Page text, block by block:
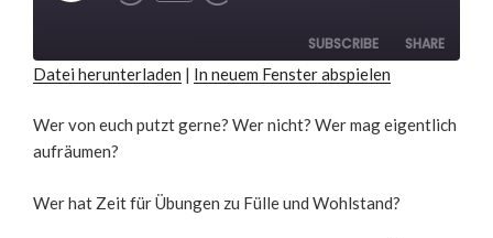
SUBSCRIBE SHARE
RSS FEED
LINK
EMBED
Datei herunterladen | In neuem Fenster abspielen
Wer von euch putzt gerne? Wer nicht? Wer mag eigentlich
aufräumen?
Wer hat Zeit für Übungen zu Fülle und Wohlstand?